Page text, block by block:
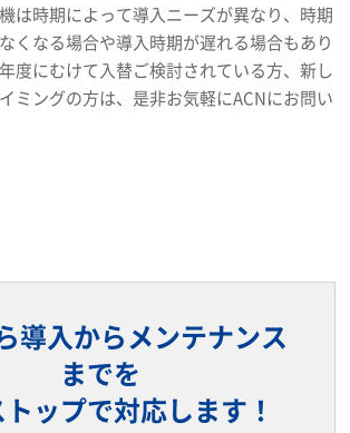
は時期によって導入ニーズが異なり、時期
くなる場合や導入時期が遅れる場合もあり
度にむけて入替ご検討されている方、新し
ミングの方は、是非お気軽にACNにお問い
導入からメンテナンス
までを
ップで対応します！